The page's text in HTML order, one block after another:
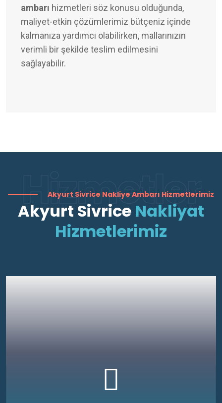
ambarı hizmetleri söz konusu olduğunda,
maliyet-etkin çözümlerimiz bütçeniz içinde
kalmanıza yardımcı olabilirken, mallarınızın
verimli bir şekilde teslim edilmesini
sağlayabilir.
Hizmetler
Akyurt Sivrice Nakliye Ambarı Hizmetlerimiz
Akyurt Sivrice Nakliyat
Hizmetlerimiz